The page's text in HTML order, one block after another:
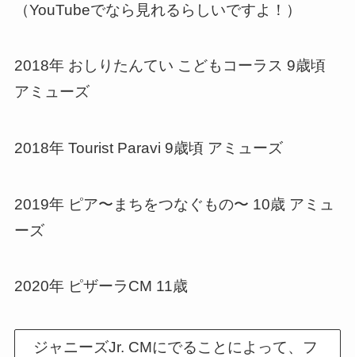
（YouTubeでなら見れるらしいですよ！）
2018年 おしりたんてい こどもコーラス 9歳頃
アミューズ
2018年 Tourist Paravi 9歳頃 アミューズ
2019年 ピア〜まちをつなぐもの〜 10歳 アミュ
ーズ
2020年 ピザーラCM 11歳
ジャニーズJr. CMにでることによって、フ